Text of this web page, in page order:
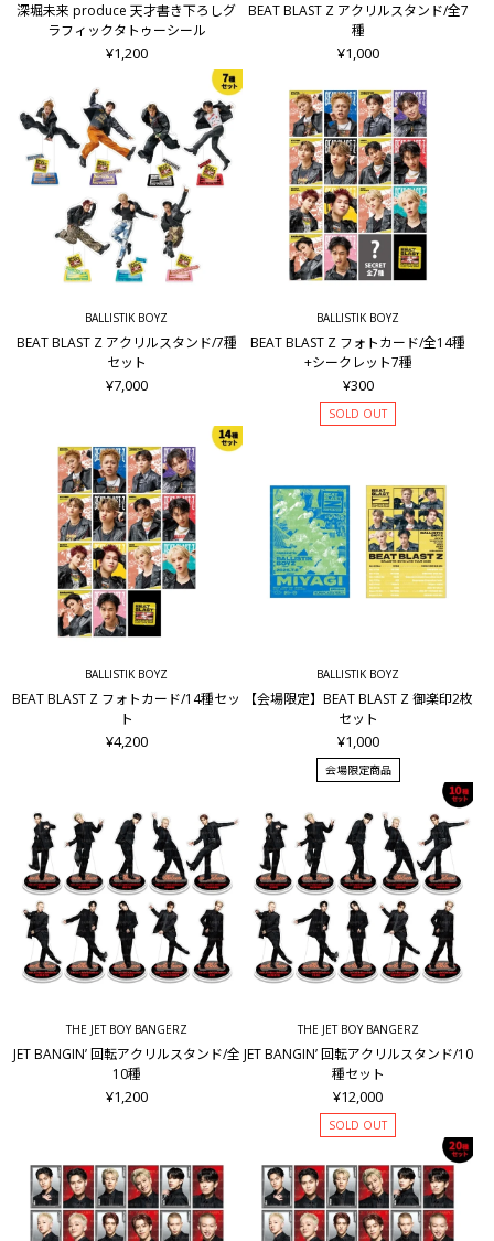
深堀未来 produce 天才書き下ろしグ
ラフィックタトゥーシール
¥1,200
BEAT BLAST Z アクリルスタンド/全7
種
¥1,000
BALLISTIK BOYZ
BEAT BLAST Z アクリルスタンド/7種
セット
¥7,000
BALLISTIK BOYZ
BEAT BLAST Z フォトカード/全14種
+シークレット7種
¥300
SOLD OUT
BALLISTIK BOYZ
BEAT BLAST Z フォトカード/14種セッ
ト
¥4,200
BALLISTIK BOYZ
【会場限定】BEAT BLAST Z 御楽印2枚
セット
¥1,000
会場限定商品
THE JET BOY BANGERZ
JET BANGIN’ 回転アクリルスタンド/全
10種
¥1,200
THE JET BOY BANGERZ
JET BANGIN’ 回転アクリルスタンド/10
種セット
¥12,000
SOLD OUT